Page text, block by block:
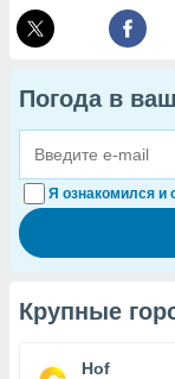
Погода в
Я ознакомился и
Крупные
Hof